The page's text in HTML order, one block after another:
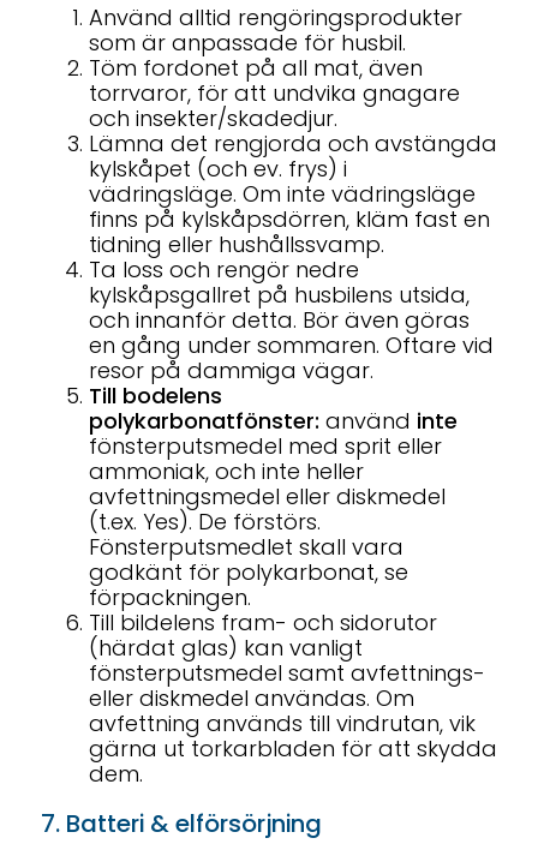
Använd alltid rengöringsprodukter
som är anpassade för husbil.
Töm fordonet på all mat, även
torrvaror, för att undvika gnagare
och insekter/skadedjur.
Lämna det rengjorda och avstängda
kylskåpet (och ev. frys) i
vädringsläge. Om inte vädringsläge
finns på kylskåpsdörren, kläm fast en
tidning eller hushållssvamp.
Ta loss och rengör nedre
kylskåpsgallret på husbilens utsida,
och innanför detta. Bör även göras
en gång under sommaren. Oftare vid
resor på dammiga vägar.
Till bodelens
polykarbonatfönster: använd inte
fönsterputsmedel med sprit eller
ammoniak, och inte heller
avfettningsmedel eller diskmedel
(t.ex. Yes). De förstörs.
Fönsterputsmedlet skall vara
godkänt för polykarbonat, se
förpackningen.
Till bildelens fram- och sidorutor
(härdat glas) kan vanligt
fönsterputsmedel samt avfettnings-
eller diskmedel användas. Om
avfettning används till vindrutan, vik
gärna ut torkarbladen för att skydda
dem.
7. Batteri & elförsörjning